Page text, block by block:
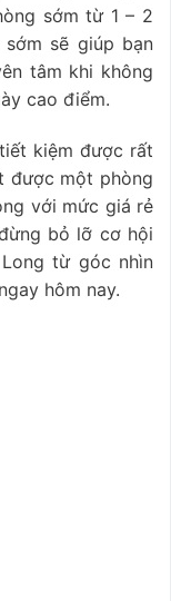
sớm từ 1 – 2
sẽ giúp bạn
tâm khi không
cao điểm.
kiệm được rất
được một phòng
với mức giá rẻ
bỏ lỡ cơ hội
từ góc nhìn
hôm nay.